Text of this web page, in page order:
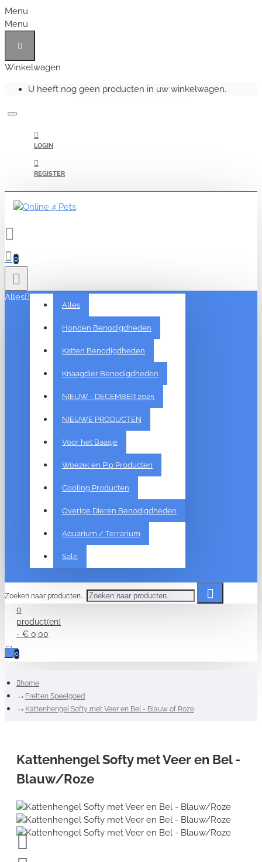
Menu
Menu
Winkelwagen
U heeft nog geen producten in uw winkelwagen.
LOGIN
REGISTER
0
Alles
Alles
Honden Benodigdheden
Katten Benodigdheden
Knaagdier Benodigdheden
NIEUW - DECEMBER 2025
NIEUWE PRODUCTEN
Voor het Baasje
Woezel en Pip Producten
Cooling Producten
Overige Dieren Benodigdheden
Aquarium / Terrarium
Sale
Zoeken naar producten...
0
product(en)
- € 0,00
0
home
Fretten Speelgoed
Kattenhengel Softy met Veer en Bel - Blauw of Roze
Kattenhengel Softy met Veer en Bel -
Blauw/Roze